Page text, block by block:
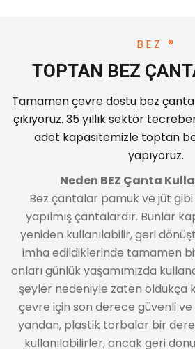
Promosyon Fuar Bez Çanta
Promosyon Fuar Bez Çanta | Çeşitleri | Fiyatları
BEZ ®
TOPTAN BEZ
Tamamen çevre dostu bez
çıkıyoruz. 35 yıllık sektör
adet kapasitemizle toptan
yapıyoruz.
Neden BEZ Çanta
Bez çantalar pamuk ve jüt
yapılmış çantalardır. Bunlar
yeniden kullanılabilir, geri
imha edildiklerinde tamamen
onları günlük yaşamımızda
şeyler nedeniyle zaten oldukça
çevre için son derece güvenli ve
yandan, plastik torbalar bir
kullanılabilirler, ancak geri